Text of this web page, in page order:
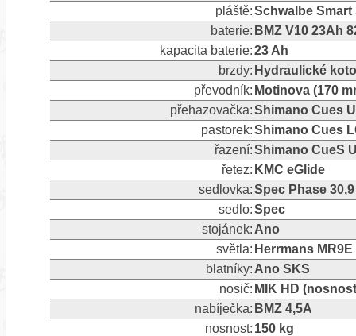
pláště:Schwalbe Smart
baterie: BMZ V10 23Ah
kapacita baterie:23 Ah
brzdy: Hydraulické
převodník: Motinova (170
přehazovačka:Shimano Cues
pastorek:Shimano Cues
řazení:Shimano CueS
řetez: KMC eGlide
sedlovka:Spec Phase
sedlo:Spec
stojánek: Ano
světla: Herrmans
blatníky: Ano SKS
nosič: MIK HD
nabíječka: BMZ 4,5A
nosnost: 150 kg